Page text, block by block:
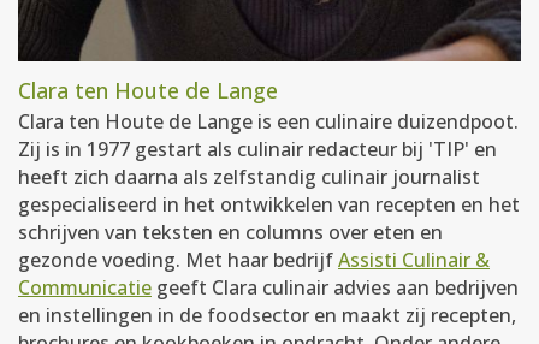
Clara ten Houte de Lange
Clara ten Houte de Lange is een culinaire duizendpoot.
Zij is in 1977 gestart als culinair redacteur bij 'TIP' en
heeft zich daarna als zelfstandig culinair journalist
gespecialiseerd in het ontwikkelen van recepten en het
schrijven van teksten en columns over eten en
gezonde voeding. Met haar bedrijfAssisti Culinair &
Communicatie geeft Clara culinair advies aan bedrijven
en instellingen in de foodsector en maakt zij recepten,